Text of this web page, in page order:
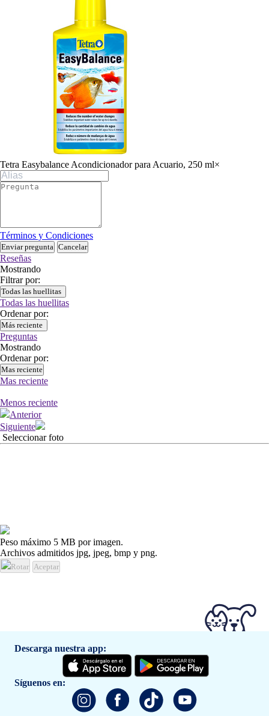
Tetra Easybalance Acondicionador para Acuario, 250 ml×
Términos y Condiciones
Enviar pregunta Cancelar
Reseñas
Mostrando
Filtrar por:
Todas las huellitas
Todas las huellitas
Ordenar por:
Más reciente
Preguntas
Mostrando
Ordenar por:
Mas reciente
Mas reciente
Menos reciente
Anterior
Siguiente
Seleccionar foto
Peso máximo 5 MB por imagen.
Archivos admitidos jpg, jpeg, bmp y png.
Rotar Aceptar
Descarga nuestra app:
Síguenos en: